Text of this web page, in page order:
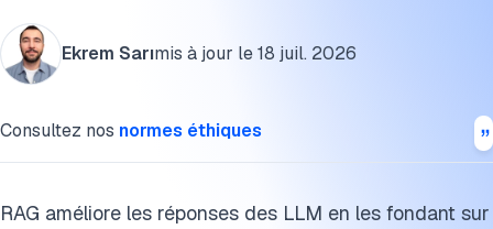
Ekrem Sarımis à jour le18 juil. 2026
Consultez nos normes éthiques
RAG améliore les réponses des LLM en les fondant sur
Comment fonctionnent les modèles RAG ?
Comment évaluer les systèmes RAG